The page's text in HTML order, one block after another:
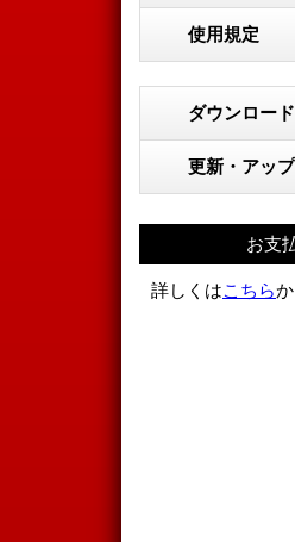
使用規定
ダウンロー
更新・アッ
お支
詳しくはこちらか